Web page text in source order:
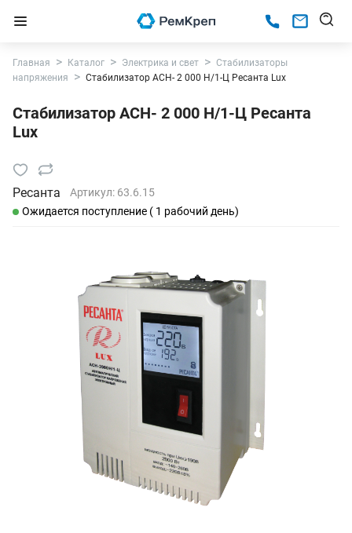
Главная Каталог Электрика и свет
Стабилизаторы
напряжения
Стабилизатор АСН- 2 000 Н/1-Ц Ресанта Lux
Стабилизатор АСН- 2 000 Н/1-Ц Ресанта
Lux
Ресанта Артикул: 63.6.15
Ожидается поступление ( 1 рабочий день)